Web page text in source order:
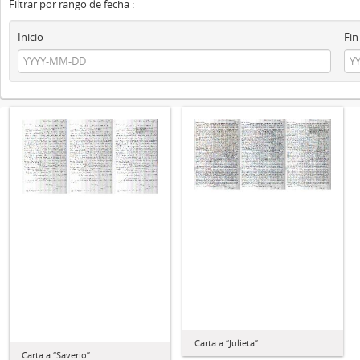
Filtrar por rango de fecha :
Inicio Fin
Carta a “Saverio”
Carta a “Julieta”